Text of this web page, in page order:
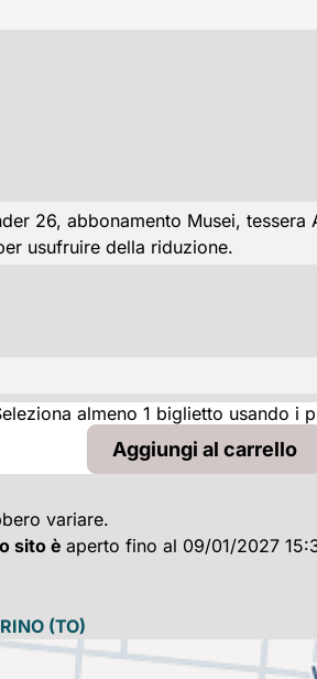
26, abbonamento Musei,
usufruire della riduzione.
almeno 1 biglietto usando i
variare.
sito è aperto fino al 09/01/2027
(TO)